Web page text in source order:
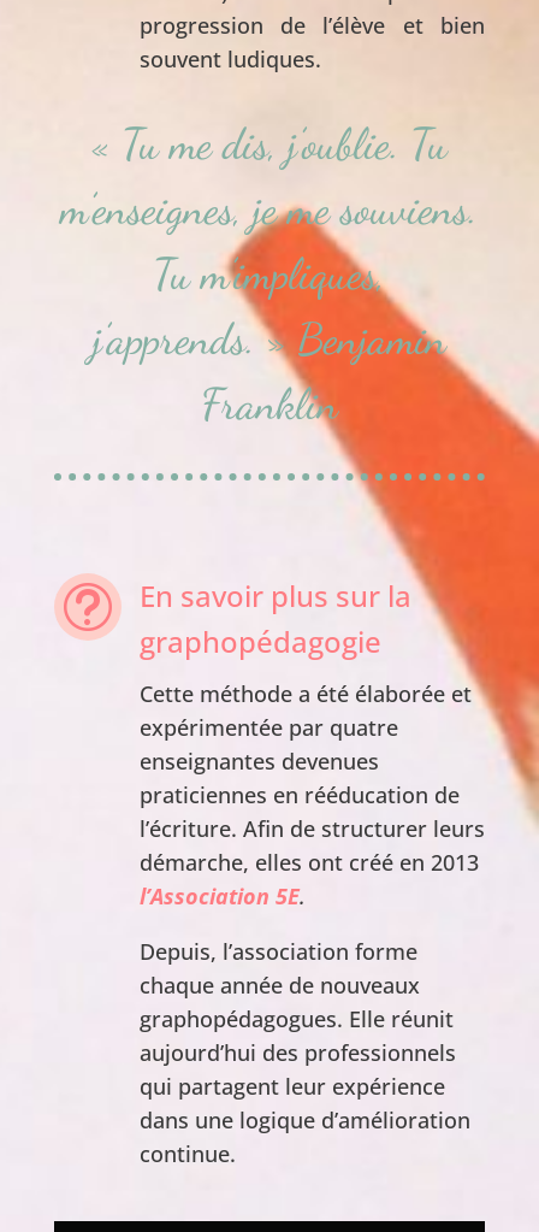
progression de l’élève et bien
souvent ludiques.
« Tu me dis, j’oublie. Tu
m’enseignes, je me souviens.
Tu m’impliques,
j’apprends. » Benjamin
Franklin
t
En savoir plus sur la
graphopédagogie
Cette méthode a été élaborée et
expérimentée par quatre
enseignantes devenues
praticiennes en rééducation de
l’écriture. Afin de structurer leurs
démarche, elles ont créé en 2013
l’Association 5E.
Depuis, l’association forme
chaque année de nouveaux
graphopédagogues. Elle réunit
aujourd’hui des professionnels
qui partagent leur expérience
dans une logique d’amélioration
continue.